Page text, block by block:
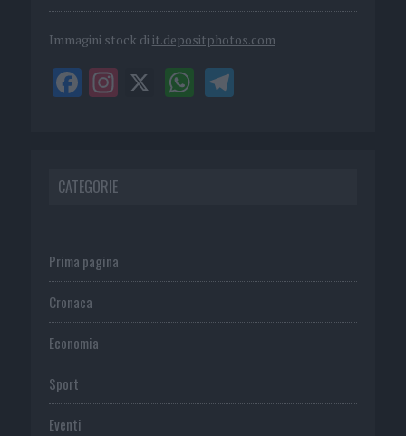
Immagini stock di it.depositphotos.com
CATEGORIE
Prima pagina
Cronaca
Economia
Sport
Eventi